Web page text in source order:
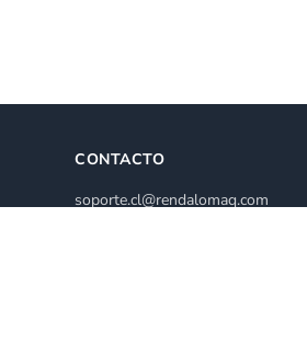
CONTACTO
soporte.cl@rendalomaq.com